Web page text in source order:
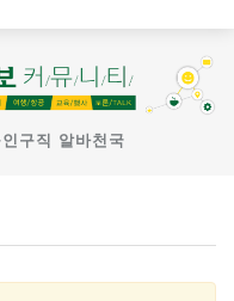
인구직 알바천국